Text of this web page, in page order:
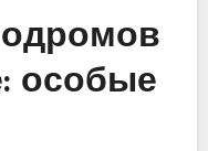
особые